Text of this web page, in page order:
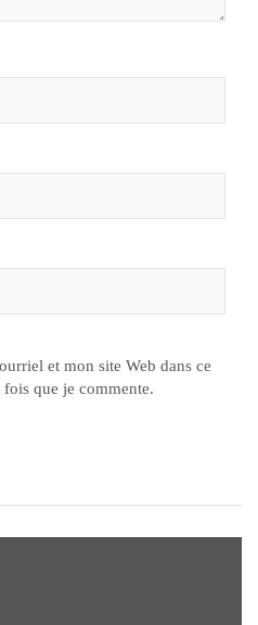
et mon site Web dans ce
que je commente.